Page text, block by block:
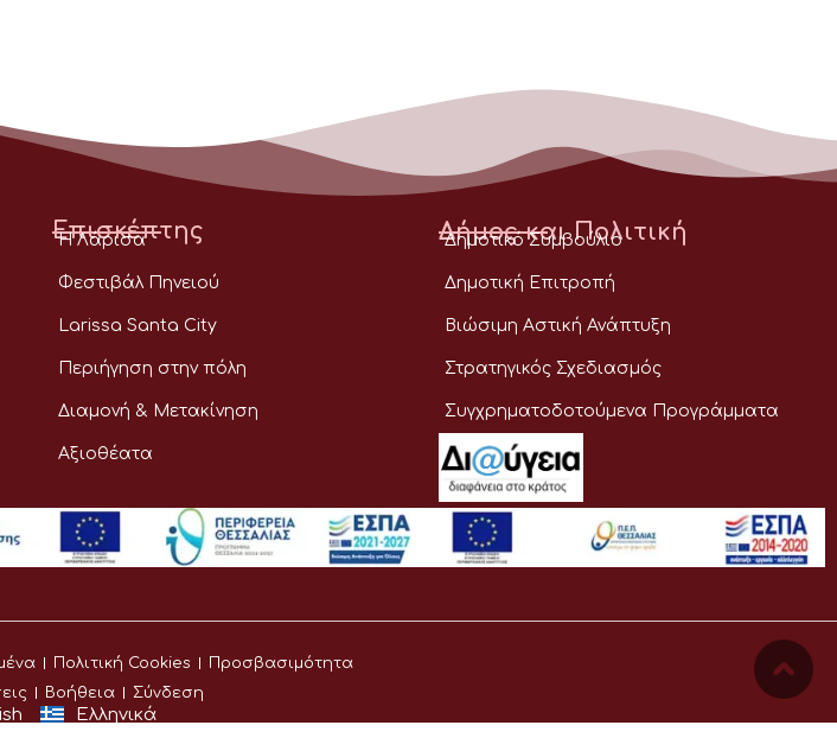
Επισκέπτης
Η Λάρισα
Φεστιβάλ Πηνειού
Larissa Santa City
Περιήγηση στην πόλη
Διαμονή & Μετακίνηση
Αξιοθέατα
Δήμος και Πολιτική
Δημοτικό Συμβούλιο
Δημοτική Επιτροπή
Βιώσιμη Αστική Ανάπτυξη
Στρατηγικός Σχεδιασμός
Συγχρηματοδοτούμενα Προγράμματα
Πολιτική Cookies
Προσβασιμότητα
Βοήθεια Σύνδεση
Ελληνικά